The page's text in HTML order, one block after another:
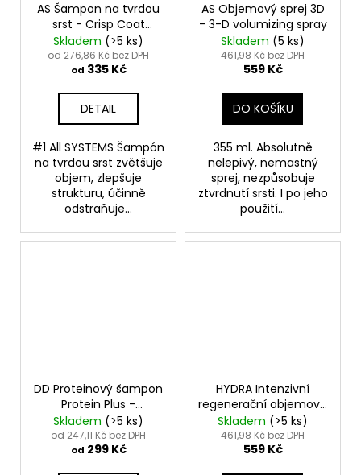
AS Šampon na tvrdou
srst - Crisp Coat
Shampoo
Skladem (>5 ks)
od 276,86 Kč bez DPH
od 335 Kč
DETAIL
#1 All SYSTEMS Šampón
na tvrdou srst zvětšuje
objem, zlepšuje
strukturu, účinně
odstraňuje...
AS Objemový sprej 3D
- 3-D volumizing spray
Skladem (5 ks)
461,98 Kč bez DPH
559 Kč
DO KOŠÍKU
355 ml. Absolutně
nelepivý, nemastný
sprej, nezpůsobuje
ztvrdnutí srsti. I po jeho
použití...
DD Proteinový šampon
Protein Plus -
Dezynadog Magic
Formula Protein Plus
High Volume Shampoo
Skladem (>5 ks)
od 247,11 Kč bez DPH
od 299 Kč
HYDRA Intenzivní
regenerační objemová
maska 480 ml. -
Intense Repair
Volumizing Mask
Skladem (>5 ks)
461,98 Kč bez DPH
559 Kč